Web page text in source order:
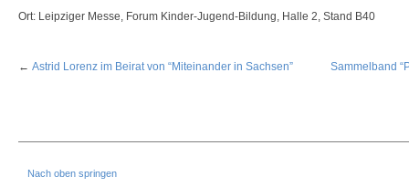
Ort: Leipziger Messe, Forum Kinder-Jugend-Bildung, Halle 2, Stand B40
Sammelband
← Astrid Lorenz im Beirat von “Miteinander in Sachsen”
Nach oben springen